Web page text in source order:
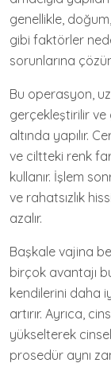
genellikle,
gibi faktörler
sorunlarına
Bu operasyon,
gerçekleştirilir ve
altında yapılır.
ve ciltteki renk
kullanır. İşlem
ve rahatsızlık
azalır.
Başkale vajina
birçok avantajı
kendilerini daha
artırır. Ayrıca,
yükselterek
prosedür aynı